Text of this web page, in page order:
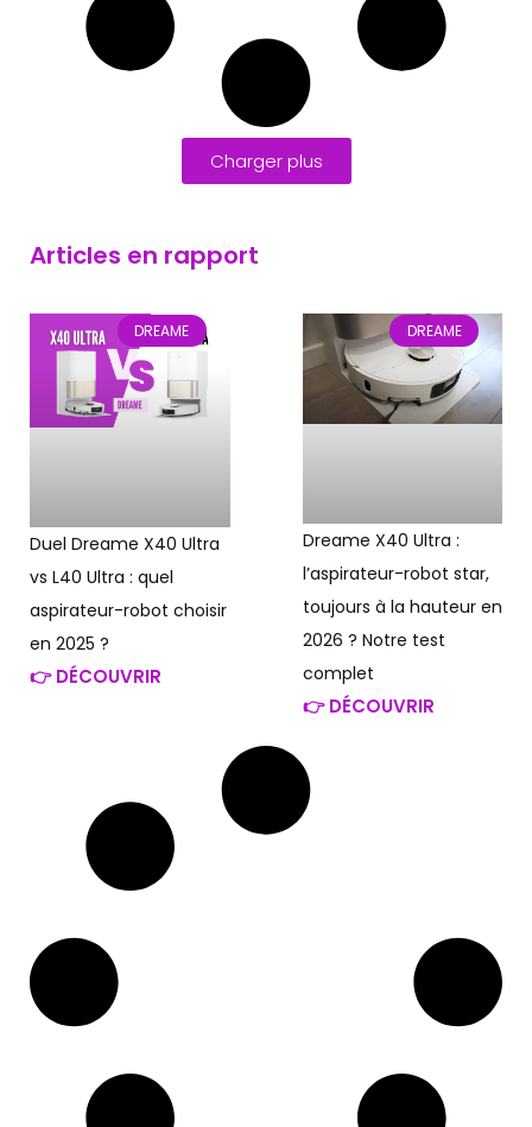
Charger plus
Articles en rapport
DREAME
Duel Dreame X40 Ultra
vs L40 Ultra : quel
aspirateur-robot choisir
en 2025 ?
👉 DÉCOUVRIR
DREAME
Dreame X40 Ultra :
l’aspirateur-robot star,
toujours à la hauteur en
2026 ? Notre test
complet
👉 DÉCOUVRIR